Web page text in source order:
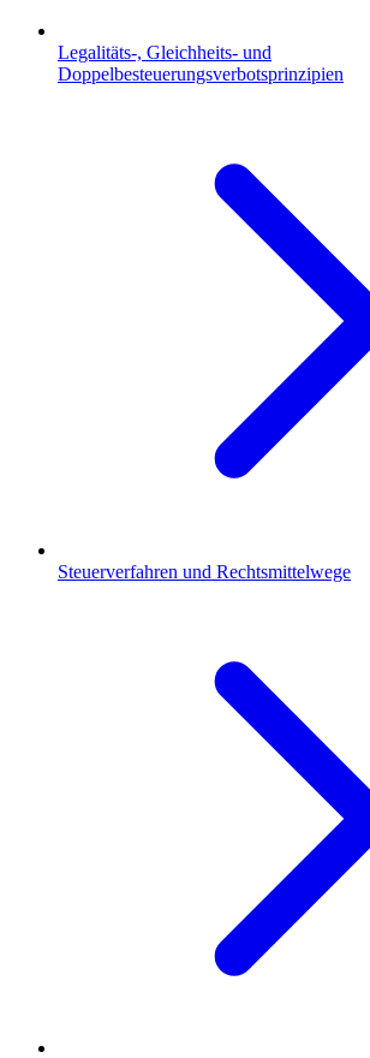
Legalitäts-, Gleichheits- und
Doppelbesteuerungsverbotsprinzipien
Steuerverfahren und Rechtsmittelwege